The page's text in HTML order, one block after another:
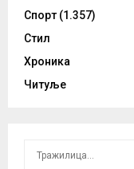
Спорт (1.357)
Стил
Хроника
Читуље